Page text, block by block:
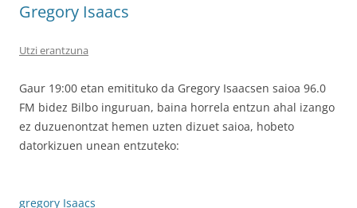
Gregory Isaacs
Utzi erantzuna
Gaur 19:00 etan emitituko da Gregory Isaacsen saioa 96.0
FM bidez Bilbo inguruan, baina horrela entzun ahal izango
ez duzuenontzat hemen uzten dizuet saioa, hobeto
datorkizuen unean entzuteko:
gregory Isaacs